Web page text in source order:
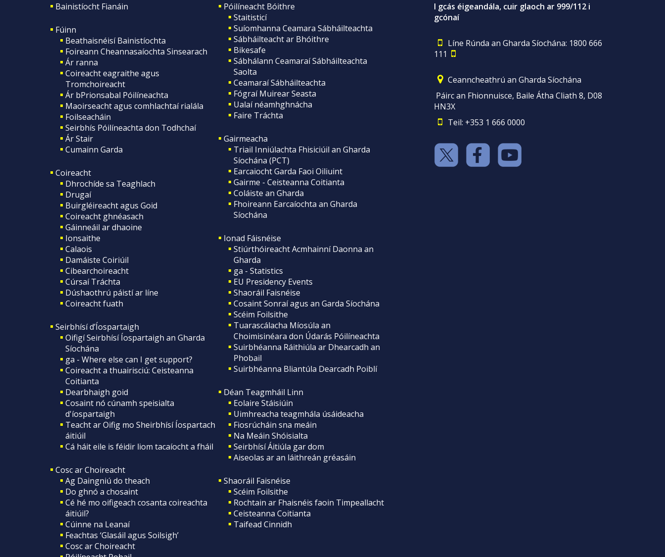
Bainistíocht Fianáin
Fúinn
Beathaisnéisí Bainistíochta
Foireann Cheannasaíochta Sinsearach
Ár ranna
Coireacht eagraithe agus
Tromchoireacht
Ár bPrionsabal Póilíneachta
Maoirseacht agus comhlachtaí rialála
Foilseacháin
Seirbhís Póilíneachta don Todhchaí
Ár Stair
Cumainn Garda
Coireacht
Dhrochíde sa Teaghlach
Drugaí
Buirgléireacht agus Goid
Coireacht ghnéasach
Gáinneáil ar dhaoine
Ionsaithe
Calaois
Damáiste Coiriúil
Cibearchoireacht
Cúrsaí Tráchta
Dúshaothrú páistí ar líne
Coireacht fuath
Seirbhísí d’Íospartaigh
Oifigí Seirbhísí Íospartaigh an Gharda
Síochána
ga - Where else can I get support?
Coireacht a thuairisciú: Ceisteanna
Coitianta
Dearbhaigh goid
Cosaint nó cúnamh speisialta
d'íospartaigh
Teacht ar Oifig mo Sheirbhísí Íospartach
áitiúil
Cá háit eile is féidir liom tacaíocht a fháil
Cosc ar Choireacht
Ag Daingniú do theach
Do ghnó a chosaint
Cé hé mo oifigeach cosanta coireachta
áitiúil?
Cúinne na Leanaí
Feachtas ‘Glasáil agus Soilsigh’
Cosc ar Choireacht
Póilíneacht Bóithre
Staitisticí
Suíomhanna Ceamara Sábháilteachta
Sábháilteacht ar Bhóithre
Bikesafe
Sábhálann Ceamaraí Sábháilteachta
Saolta
Ceamaraí Sábháilteachta
Fógraí Muirear Seasta
Ualaí néamhghnácha
Faire Tráchta
Gairmeacha
Triail Inniúlachta Fhisiciúil an Gharda
Síochána (PCT)
Earcaiocht Garda Faoi Oiliuint
Gairme - Ceisteanna Coitianta
Coláiste an Gharda
Fhoireann Earcaíochta an Gharda
Síochána
Ionad Fáisnéise
Stiúrthóireacht Acmhainní Daonna an
Gharda
ga - Statistics
EU Presidency Events
Shaoráil Faisnéise
Cosaint Sonraí agus an Garda Síochána
Scéim Foilsithe
Tuarascálacha Míosúla an
Choimisinéara don Údarás Póilíneachta
Suirbhéanna Ráithiúla ar Dhearcadh an
Phobail
Suirbhéanna Bliantúla Dearcadh Poiblí
Déan Teagmháil Linn
Eolaire Stáisiúin
Uimhreacha teagmhála úsáideacha
Fiosrúcháin sna meáin
Na Meáin Shóisialta
Seirbhísí Áitiúla gar dom
Aiseolas ar an láithreán gréasáin
Shaoráil Faisnéise
Scéim Foilsithe
Rochtain ar Fhaisnéis faoin Timpeallacht
Ceisteanna Coitianta
Taifead Cinnidh
I gcás éigeandála, cuir glaoch ar 999/112 i
gcónaí
Líne Rúnda an Gharda Síochána: 1800 666
111
Ceanncheathrú an Gharda Síochána
Páirc an Fhionnuisce, Baile Átha Cliath 8, D08
HN3X
Teil: +353 1 666 0000